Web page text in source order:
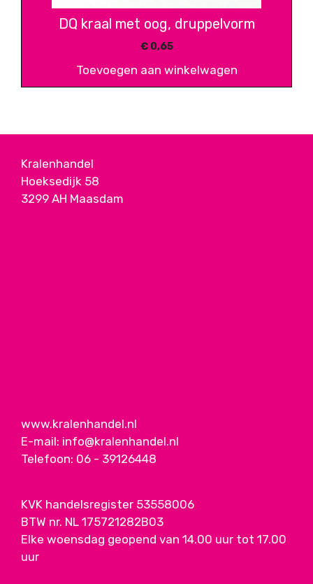
DQ kraal met oog, druppelvorm
€0,65
Toevoegen aan winkelwagen
Kralenhandel
Hoeksedijk 58
3299 AH Maasdam
www.kralenhandel.nl
E-mail: info@kralenhandel.nl
Telefoon: 06 - 39126448
KVK handelsregister 53558006
BTW nr. NL 175721282B03
Elke woensdag geopend van 14.00 uur tot 17.00
uur